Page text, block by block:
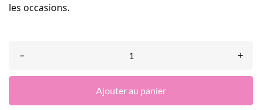
les occasions.
– +
Ajouter au panier